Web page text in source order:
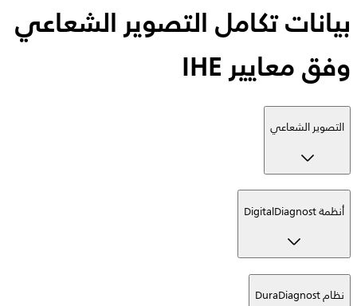
بيانات تكامل التصوير الشعاعي
وفق معايير IHE
التصوير الشعاعي
أنظمة DigitalDiagnost
نظام DuraDiagnost